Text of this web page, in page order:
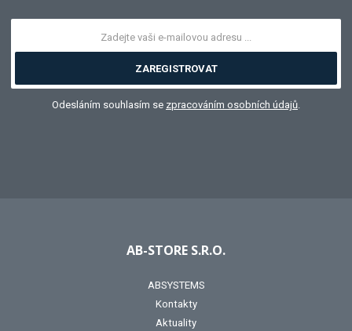
ZAREGISTROVAT
Odesláním souhlasím se zpracováním osobních údajů
AB-STORE S.R.O.
ABSYSTEMS
Kontakty
Aktuality